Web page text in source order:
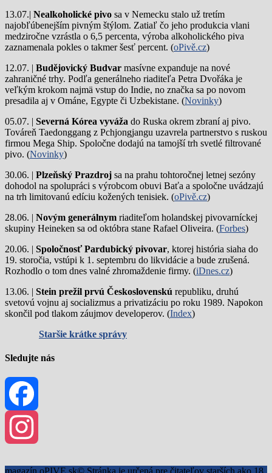
13.07.| Nealkoholické pivo sa v Nemecku stalo už tretím
najobľúbenejším pivným štýlom. Zatiaľ čo jeho produkcia vlani
medziročne vzrástla o 6,5 percenta, výroba alkoholického piva
zaznamenala pokles o takmer šesť percent. (oPivě.cz)
12.07. | Budějovický Budvar masívne expanduje na nové
zahraničné trhy. Podľa generálneho riaditeľa Petra Dvořáka je
veľkým krokom najmä vstup do Indie, no značka sa po novom
presadila aj v Ománe, Egypte či Uzbekistane. (Novinky)
05.07. | Severná Kórea vyváža do Ruska okrem zbraní aj pivo.
Továreň Taedonggang z Pchjongjangu uzavrela partnerstvo s ruskou
firmou Mega Ship. Spoločne dodajú na tamojší trh svetlé filtrované
pivo. (Novinky)
30.06. | Plzeňský Prazdroj sa na prahu tohtoročnej letnej sezóny
dohodol na spolupráci s výrobcom obuvi Baťa a spoločne uvádzajú
na trh limitovanú edíciu kožených tenisiek. (oPivě.cz)
28.06. | Novým generálnym riaditeľom holandskej pivovarníckej
skupiny Heineken sa od októbra stane Rafael Oliveira. (Forbes)
20.06. | Spoločnosť Pardubický pivovar, ktorej história siaha do
19. storočia, vstúpi k 1. septembru do likvidácie a bude zrušená.
Rozhodlo o tom dnes valné zhromaždenie firmy. (iDnes.cz)
13.06. | Stein prežil prvú Československú republiku, druhú
svetovú vojnu aj socializmus a privatizáciu po roku 1989. Napokon
skončil pod tlakom záujmov developerov. (Index)
Staršie krátke správy
Sledujte nás
Facebook
magazín oPIVE.sk© Stránka je určená pre čitateľov starších ako 18